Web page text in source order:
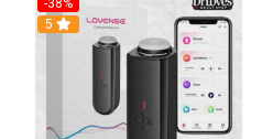
-38%
Hot
5